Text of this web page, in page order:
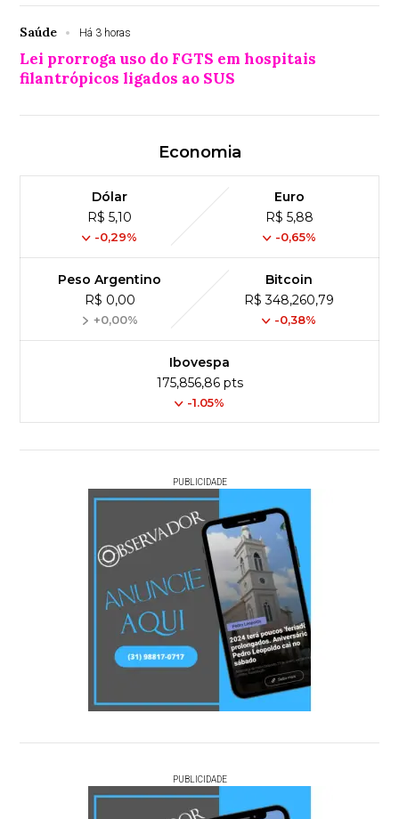
Saúde Há 3 horas
Lei prorroga uso do FGTS em hospitais
filantrópicos ligados ao SUS
Economia
Dólar
R$ 5,10
-0,29%
Euro
R$ 5,88
-0,65%
Peso Argentino
R$ 0,00
+0,00%
Bitcoin
R$ 348,260,79
-0,38%
Ibovespa
175,856,86 pts
-1.05%
PUBLICIDADE
PUBLICIDADE